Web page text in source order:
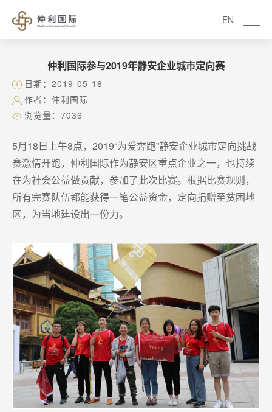
EN
仲利国际参与2019年静安企业城市定向赛
日期：2019-05-18
作者：仲利国际
浏览量：7036
5月18日上午8点，2019“为爱奔跑”静安企业城市定向挑战
赛激情开跑，仲利国际作为静安区重点企业之一，也持续
在为社会公益做贡献，参加了此次比赛。根据比赛规则，
所有完赛队伍都能获得一笔公益资金，定向捐赠至贫困地
区，为当地建设出一份力。